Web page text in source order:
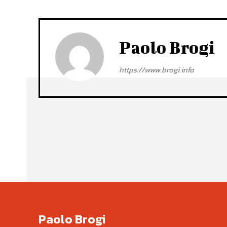
Paolo Brogi
https://www.brogi.info
Paolo Brogi